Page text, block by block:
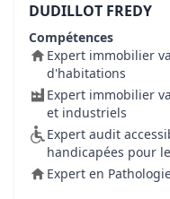
DUDILLOT FREDY
Compétences
Expert immobilier
d'habitations
Expert immobilier
et industriels
Expert audit
handicapées pour
Expert en